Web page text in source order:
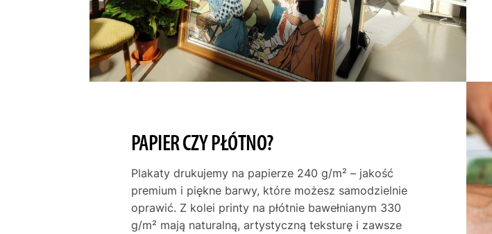
PAPIER CZY PŁÓTNO?
Plakaty drukujemy na papierze 240 g/m² – jakość
premium i piękne barwy, które możesz samodzielnie
oprawić. Z kolei printy na płótnie bawełnianym 330
g/m² mają naturalną, artystyczną teksturę i zawsze